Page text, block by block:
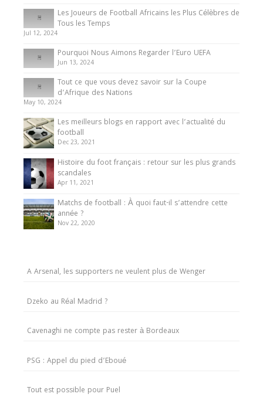
Les Joueurs de Football Africains les Plus Célèbres de
Tous les Temps
Jul 12, 2024
Pourquoi Nous Aimons Regarder l’Euro UEFA
Jun 13, 2024
Tout ce que vous devez savoir sur la Coupe
d’Afrique des Nations
May 10, 2024
Les meilleurs blogs en rapport avec l’actualité du
football
Dec 23, 2021
Histoire du foot français : retour sur les plus grands
scandales
Apr 11, 2021
Matchs de football : À quoi faut-il s’attendre cette
année ?
Nov 22, 2020
A Arsenal, les supporters ne veulent plus de Wenger
Dzeko au Réal Madrid ?
Cavenaghi ne compte pas rester à Bordeaux
PSG : Appel du pied d’Eboué
Tout est possible pour Puel